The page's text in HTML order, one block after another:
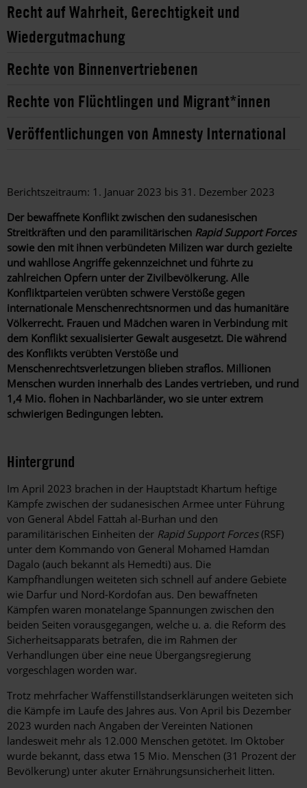
Recht auf Wahrheit, Gerechtigkeit und
Wiedergutmachung
Rechte von Binnenvertriebenen
Rechte von Flüchtlingen und Migrant*innen
Veröffentlichungen von Amnesty International
Berichtszeitraum: 1. Januar 2023 bis 31. Dezember 2023
Der bewaffnete Konflikt zwischen den sudanesischen
Streitkräften und den paramilitärischen Rapid Support Forces
sowie den mit ihnen verbündeten Milizen war durch gezielte
und wahllose Angriffe gekennzeichnet und führte zu
zahlreichen Opfern unter der Zivilbevölkerung. Alle
Konfliktparteien verübten schwere Verstöße gegen
internationale Menschenrechtsnormen und das humanitäre
Völkerrecht. Frauen und Mädchen waren in Verbindung mit
dem Konflikt sexualisierter Gewalt ausgesetzt. Die während
des Konflikts verübten Verstöße und
Menschenrechtsverletzungen blieben straflos. Millionen
Menschen wurden innerhalb des Landes vertrieben, und rund
1,4 Mio. flohen in Nachbarländer, wo sie unter extrem
schwierigen Bedingungen lebten.
Hintergrund
Im April 2023 brachen in der Hauptstadt Khartum heftige
Kämpfe zwischen der sudanesischen Armee unter Führung
von General Abdel Fattah al-Burhan und den
paramilitärischen Einheiten der Rapid Support Forces(RSF)
unter dem Kommando von General Mohamed Hamdan
Dagalo (auch bekannt als Hemedti) aus. Die
Kampfhandlungen weiteten sich schnell auf andere Gebiete
wie Darfur und Nord-Kordofan aus. Den bewaffneten
Kämpfen waren monatelange Spannungen zwischen den
beiden Seiten vorausgegangen, welche u. a. die Reform des
Sicherheitsapparats betrafen, die im Rahmen der
Verhandlungen über eine neue Übergangsregierung
vorgeschlagen worden war.
Trotz mehrfacher Waffenstillstandserklärungen weiteten sich
die Kämpfe im Laufe des Jahres aus. Von April bis Dezember
2023 wurden nach Angaben der Vereinten Nationen
landesweit mehr als 12.000 Menschen getötet. Im Oktober
wurde bekannt, dass etwa 15 Mio. Menschen (31 Prozent der
Bevölkerung) unter akuter Ernährungsunsicherheit litten.